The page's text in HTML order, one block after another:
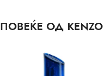
ПОВЕЌЕ ОД KENZO